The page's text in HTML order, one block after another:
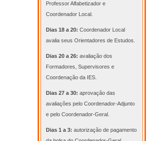
Professor Alfabetizador e
Coordenador Local.
Dias 18 a 20:Coordenador Local
avalia seus Orientadores de Estudos.
Dias 20 a 26:avaliação dos
Formadores, Supervisores e
Coordenação da IES.
Dias 27 a 30:aprovação das
avaliações pelo Coordenador-Adjunto
e pelo Coordenador-Geral.
Dias 1 a 3:autorização de pagamento